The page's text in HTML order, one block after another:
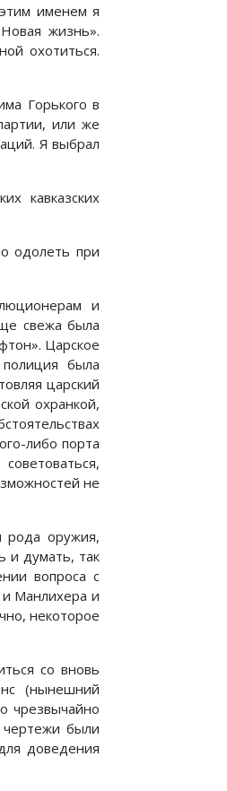
именем я
жизнь».
охотиться.
Горького в
или же
Я выбрал
кавказских
одолеть при
и
свежа была
Царское
полиция была
царский
охранкой,
либо порта
не
рода оружия,
и думать, так
вопроса с
Манлихера и
некоторое
со вновь
(нынешний
чрезвычайно
чертежи были
доведения